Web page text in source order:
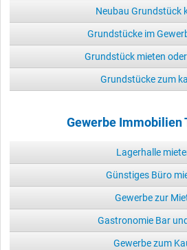
Neubau Grundstück
Grundstücke im
Grundstück mieten
Grundstücke zum
Gewerbe Immobilien
Lagerhalle
Günstiges Büro
Gewerbe zur
Gastronomie Bar
Gewerbe zum